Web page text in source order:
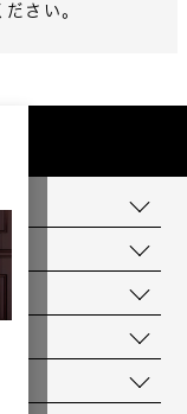
さい。